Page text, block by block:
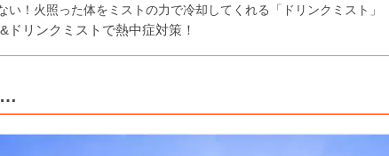
！火照った体をミストの力で冷却してくれる「ドリンクミスト」
ドリンクミストで熱中症対策！
…